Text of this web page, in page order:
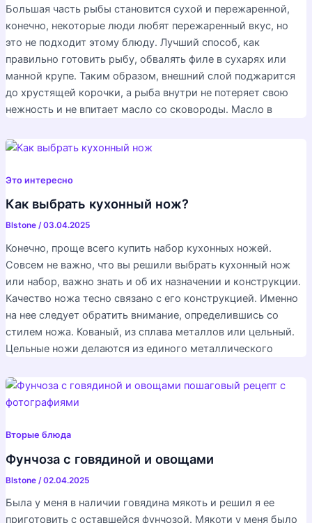
Большая часть рыбы становится сухой и пережаренной,
конечно, некоторые люди любят пережаренный вкус, но
это не подходит этому блюду. Лучший способ, как
правильно готовить рыбу, обвалять филе в сухарях или
манной крупе. Таким образом, внешний слой поджарится
до хрустящей корочки, а рыба внутри не потеряет свою
нежность и не впитает масло со сковороды. Масло в
Это интересно
Как выбрать кухонный нож?
Blstone /03.04.2025
Конечно, проще всего купить набор кухонных ножей.
Совсем не важно, что вы решили выбрать кухонный нож
или набор, важно знать и об их назначении и конструкции.
Качество ножа тесно связано с его конструкцией. Именно
на нее следует обратить внимание, определившись со
стилем ножа. Кованый, из сплава металлов или цельный.
Цельные ножи делаются из единого металлического
Вторые блюда
Фунчоза с говядиной и овощами
Blstone /02.04.2025
Была у меня в наличии говядина мякоть и решил я ее
приготовить с оставшейся фунчозой. Мякоти у меня было